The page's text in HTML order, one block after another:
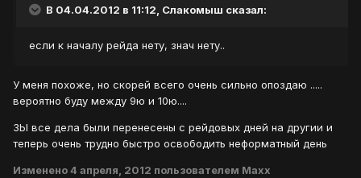
В 04.04.2012 в 11:12, Слакомыш сказал:
если к началу рейда нету, знач нету..
У меня похоже, но скорей всего очень сильно опоздаю .....
вероятно буду между 9ю и 10ю....
ЗЫ все дела были перенесены с рейдовых дней на другии и
теперь очень трудно быстро освободить неформатный день
Изменено4 апреля, 2012 пользователем Махх